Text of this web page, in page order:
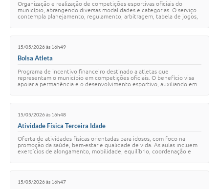
Organização e realização de competições esportivas oficiais do
município, abrangendo diversas modalidades e categorias. O serviço
contempla planejamento, regulamento, arbitragem, tabela de jogos,
15/05/2026 às 16h49
Bolsa Atleta
Programa de incentivo financeiro destinado a atletas que
representam o município em competições oficiais. O benefício visa
apoiar a permanência e o desenvolvimento esportivo, auxiliando em
15/05/2026 às 16h48
Atividade Física Terceira Idade
Oferta de atividades físicas orientadas para idosos, com foco na
promoção da saúde, bem-estar e qualidade de vida. As aulas incluem
exercícios de alongamento, mobilidade, equilíbrio, coordenação e
15/05/2026 às 16h47